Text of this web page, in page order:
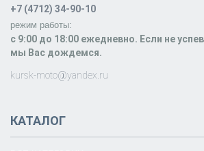
+7 (4712) 34-90-10
режим работы:
c 9:00 до 18:00 ежедневно. Если не
мы Вас дождемся.
kursk-moto@yandex.ru
КАТАЛОГ